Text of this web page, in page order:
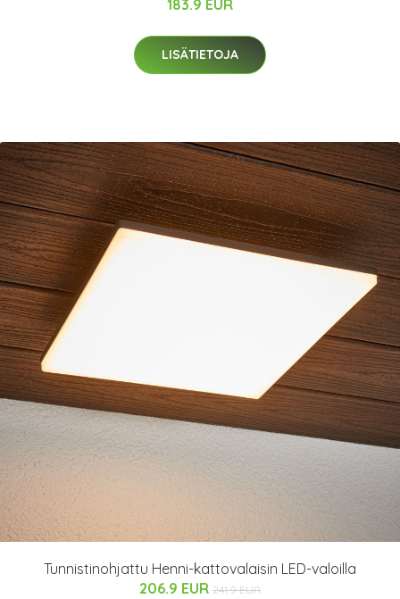
183.9 EUR
LISÄTIETOJA
Tunnistinohjattu Henni-kattovalaisin LED-valoilla
206.9 EUR 241.9 EUR